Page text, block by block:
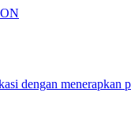
dengan menerapkan